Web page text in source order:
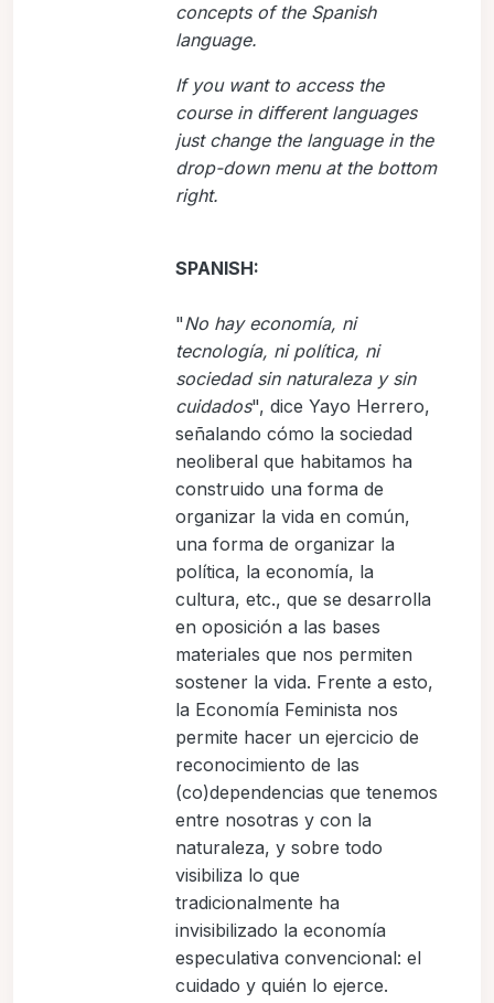
concepts of the Spanish
language.
If you want to access the
course in different languages
just change the language in the
drop-down menu at the bottom
right.
SPANISH:
"No hay economía, ni
tecnología, ni política, ni
sociedad sin naturaleza y sin
cuidados", dice Yayo Herrero,
señalando cómo la sociedad
neoliberal que habitamos ha
construido una forma de
organizar la vida en común,
una forma de organizar la
política, la economía, la
cultura, etc., que se desarrolla
en oposición a las bases
materiales que nos permiten
sostener la vida. Frente a esto,
la Economía Feminista nos
permite hacer un ejercicio de
reconocimiento de las
(co)dependencias que tenemos
entre nosotras y con la
naturaleza, y sobre todo
visibiliza lo que
tradicionalmente ha
invisibilizado la economía
especulativa convencional: el
cuidado y quién lo ejerce.